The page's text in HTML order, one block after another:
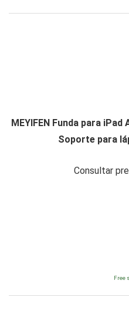
MEYIFEN Funda para
Soporte para
Consultar
Free